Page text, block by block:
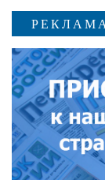
РЕКЛАМА